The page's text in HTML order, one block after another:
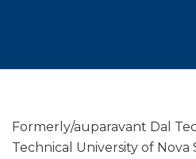
Formerly/auparavant Dal
Technical University of Nova